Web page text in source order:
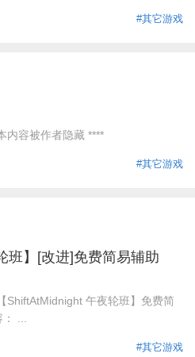
#其它游戏
内容被作者隐藏 ****
#其它游戏
班】[改进]免费简易辅助
ShiftAtMidnight 午夜轮班】免费简
...
#其它游戏